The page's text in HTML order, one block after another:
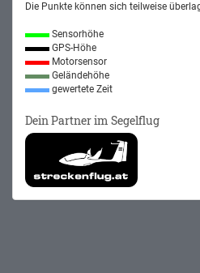
Die Punkte können sich teilweise
Sensorhöhe
GPS-Höhe
Motorsensor
Geländehöhe
gewertete Zeit
Dein Partner im Segelflug